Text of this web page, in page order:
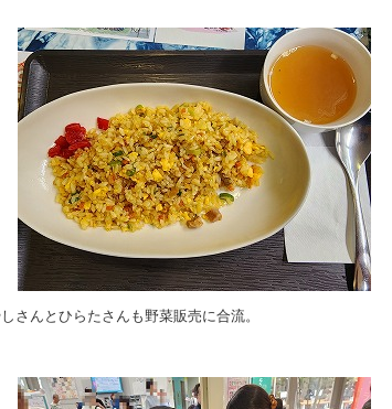
さんとひらたさんも野菜販売に合流。